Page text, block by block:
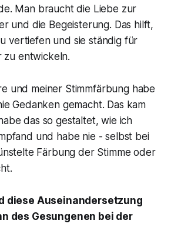
Man braucht die Liebe zur
und die Begeisterung. Das hilft,
vertiefen und sie ständig für
zu entwickeln.
und meiner Stimmfärbung habe
Gedanken gemacht. Das kam
das so gestaltet, wie ich
und habe nie - selbst bei
Färbung der Stimme oder
diese Auseinandersetzung
des Gesungenen bei der